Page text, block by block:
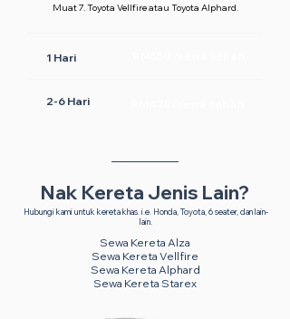
Muat 7. Toyota Vellfire atau Toyota Alphard.
1 Hari
2-6 Hari
Nak Kereta Jenis Lain?
Hubungi kami untuk kereta khas. i.e. Honda, Toyota, 6 seater, dan lain-
lain.
Sewa Kereta Alza
Sewa Kereta Vellfire
Sewa Kereta Alphard
Sewa Kereta Starex